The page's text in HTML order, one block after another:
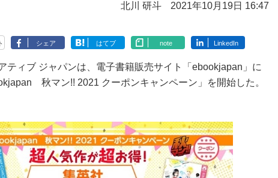
北川 研斗 2021年10月19日 16:47
シェア はてブ note LinkedIn
ティブ ジャパンは、電子書籍販売サイト「ebookjapan」に
秋マン!! 2021 クーポンキャンペーン」を開始した。